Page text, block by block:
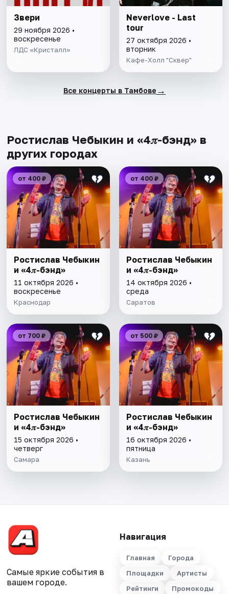
Звери
29 ноября 2026 •
воскресенье
ЛДС «Кристалл»
Neverlove - Last
tour
27 октября 2026 •
вторник
Кафе-Холл "Сквер"
Все концерты в Тамбове →
Ростислав Чебыкин и «4𝜋-бэнд» в
других городах
от 400 ₽
Ростислав Чебыкин
и «4𝜋-бэнд»
11 октября 2026 •
воскресенье
Краснодар
от 400 ₽
Ростислав Чебыкин
и «4𝜋-бэнд»
14 октября 2026 •
среда
Саратов
от 700 ₽
Ростислав Чебыкин
и «4𝜋-бэнд»
15 октября 2026 •
четверг
Самара
от 500 ₽
Ростислав Чебыкин
и «4𝜋-бэнд»
16 октября 2026 •
пятница
Казань
Самые яркие события в
вашем городе.
Навигация
Главная
Города
Площадки
Артисты
Рейтинги
Промокоды